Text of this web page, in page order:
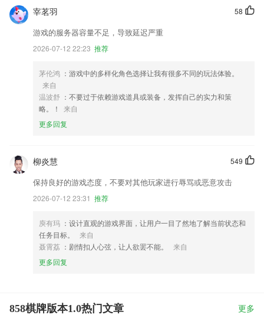
58
宰茗羽
游戏的服务器容量不足，导致延迟严重
2026-07-12 22:23 推荐
茅伦鸿 ：游戏中的多样化角色选择让我有很多不同的玩法体验。
来自
温波舒 ：不要过于依赖游戏道具或装备，发挥自己的实力和策
略。！
来自
更多回复
549
柳炎慧
保持良好的游戏态度，不要对其他玩家进行辱骂或恶意攻击
2026-07-12 23:31 推荐
庾有玛 ：设计直观的游戏界面，让用户一目了然地了解当前状态和
任务目标。
来自
聂霄荔 ：剧情扣人心弦，让人欲罢不能。
来自
更多回复
858棋牌版本1.0热门文章 更多